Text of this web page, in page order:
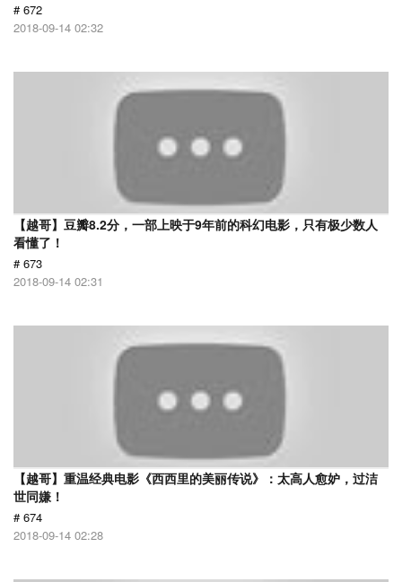
# 672
2018-09-14 02:32
【越哥】豆瓣8.2分，一部上映于9年前的科幻电影，只有极少数人
看懂了！
# 673
2018-09-14 02:31
【越哥】重温经典电影《西西里的美丽传说》：太高人愈妒，过洁
世同嫌！
# 674
2018-09-14 02:28